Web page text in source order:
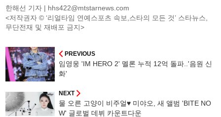
한해선 기자 | hhs422@mtstarnews.com
<저작권자 © ‘리얼타임 연예스포츠 속보,스타의 모든 것’ 스타뉴스,
무단전재 및 재배포 금지>
PREVIOUS
임영웅 'IM HERO 2' 멜론 누적 12억 돌파..'음원 신
화'
NEXT
물 오른 고양이 비주얼♥ 미야오, 새 앨범 'BITE NO
W' 글로벌 데뷔 카운트다운